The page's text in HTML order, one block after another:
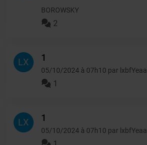
BOROWSKY
2
LX 1
05/10/2024 à 07h10 par lxbfYeaa
1
LX 1
05/10/2024 à 07h10 par lxbfYeaa